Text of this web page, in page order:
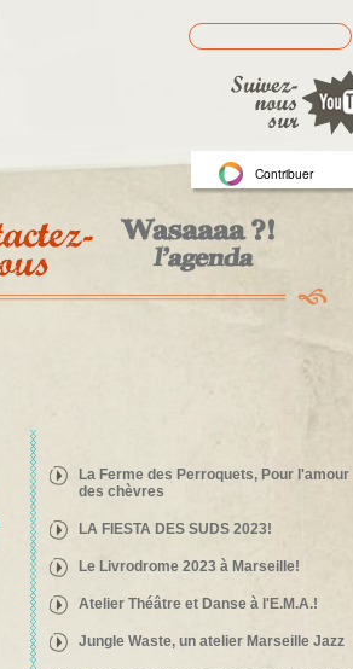
Formulaire de recherche
Contribuer
La Ferme des Perroquets, Pour l'amour
des chèvres
LA FIESTA DES SUDS 2023!
Le Livrodrome 2023 à Marseille!
Atelier Théâtre et Danse à l'E.M.A.!
Jungle Waste, un atelier Marseille Jazz